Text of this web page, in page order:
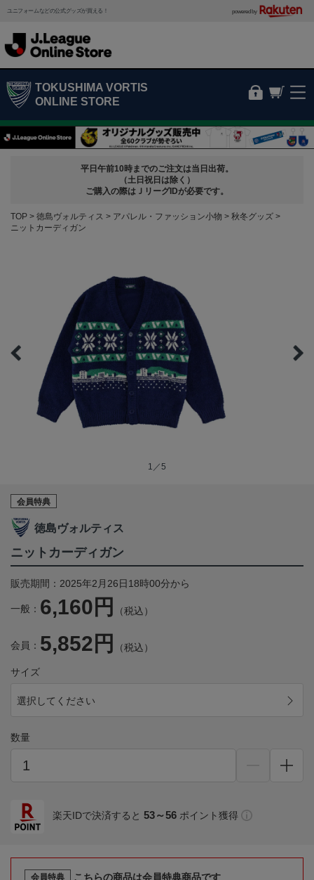
ユニフォームなどの公式グッズが買える！ powered by
TOKUSHIMA VORTIS
ONLINE STORE
平日午前10時までのご注文は当日出荷。
（土日祝日は除く）
ご購入の際はＪリーグIDが必要です。
TOP 徳島ヴォルティス アパレル・ファッション小物
秋冬グッズ
ニットカーディガン
1／5
会員特典
徳島ヴォルティス
ニットカーディガン
販売期間：2025年2月26日18時00分から
一般： 6,160円 （税込）
会員： 5,852円 （税込）
サイズ
選択してください
数量
楽天IDで決済すると 53～56 ポイント獲得
会員特典
こちらの商品は会員特典商品です